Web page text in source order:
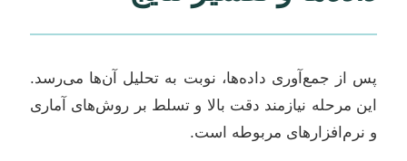
پس از جمع‌آوری داده‌ها، نوبت به تحلیل آن‌ها می‌رسد.
این مرحله نیازمند دقت بالا و تسلط بر روش‌های آماری
و نرم‌افزارهای مربوطه است.